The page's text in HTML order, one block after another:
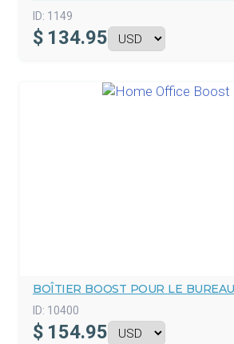
ID: 1149
$ 134.95
BOÎTIER BOOST POUR LE
ID: 10400
$ 154.95